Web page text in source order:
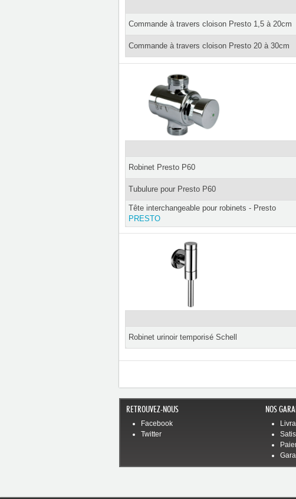
Commande à travers cloison Presto 1,5 à 20cm
Commande à travers cloison Presto 20 à 30cm
Robinet Presto P60
Tubulure pour Presto P60
Tête interchangeable pour robinets - Presto
PRESTO
Robinet urinoir temporisé Schell
RETROUVEZ-NOUS
Facebook
Twitter
NOS